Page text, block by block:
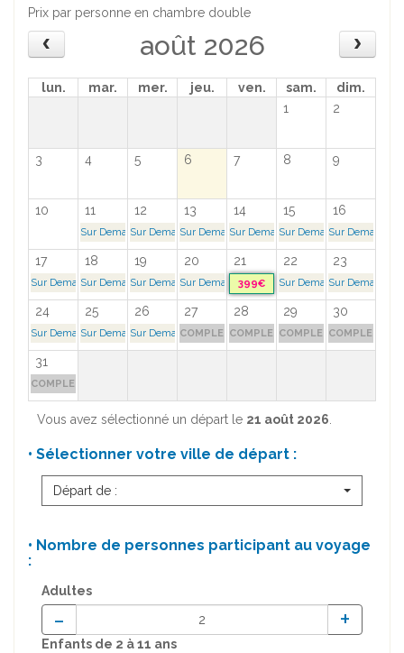
Prix par personne en chambre double
août 2026
lun. mar. mer. jeu. ven. sam.
dim.
1
2
3 4 5 6 7 8 9
10 11 12 13 14 15 16
Sur Demande >Sur Demande >Sur Demande >Sur Demande >Sur Demande >Sur Demande >
17 18 19 20 21 22 23
Sur Demande >Sur Demande >Sur Demande >Sur Demande >399€ Sur Demande >Sur Demande >
24 25 26 27 28 29 30
Sur Demande >Sur Demande >Sur Demande >COMPLETCOMPLETCOMPLETCOMPLET
31
COMPLET
Vous avez sélectionné un départ le 21 août 2026.
• Sélectionner votre ville de départ :
Départ de :
• Nombre de personnes participant au voyage
:
Adultes
- +
Enfants de 2 à 11 ans